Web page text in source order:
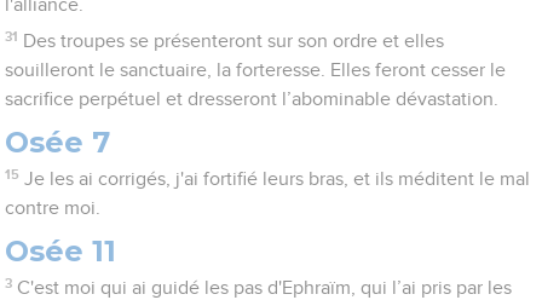
l'alliance.
31 Des troupes se présenteront sur son ordre et elles
souilleront le sanctuaire, la forteresse. Elles feront cesser le
sacrifice perpétuel et dresseront l’abominable dévastation.
Osée 7
15 Je les ai corrigés, j'ai fortifié leurs bras, et ils méditent le mal
contre moi.
Osée 11
3 C'est moi qui ai guidé les pas d'Ephraïm, qui l’ai pris par les